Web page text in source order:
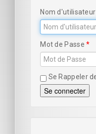
Nom d'utilisateur
Mot de Passe
Se Rappeler
Se connecter